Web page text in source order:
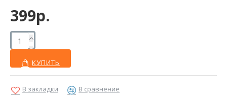
399р.
КУПИТЬ
В закладки В сравнение